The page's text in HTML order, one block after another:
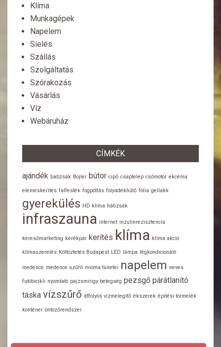
Klíma
Munkagépek
Napelem
Síelés
Szállás
Szolgáltatás
Szórakozás
Vásárlás
Víz
Webáruház
CÍMKÉK
ajándék babzsák Bojler bútor cipő csaptelep csőmotor ekcéma
elemeskerites falfesték fogpótlás folyadékhűtő fólia gellakk
gyerekülés HD klíma hátizsák
infraszauna internet inzulinrezisztencia
keresőmarketing kerékpár kerítés klíma klíma akció
klímaszerelés Költöztetés Budapest LED lámpa légkondicionáló
medence medence szűrő mióma tünetei napelem neves
futóbicikli nyomtató pajzsmirigy betegség pezsgő párátlanító
táska vízszűrő átfolyós vízmelegítő ékszerek építési törmelék
konténer öntözőrendszer